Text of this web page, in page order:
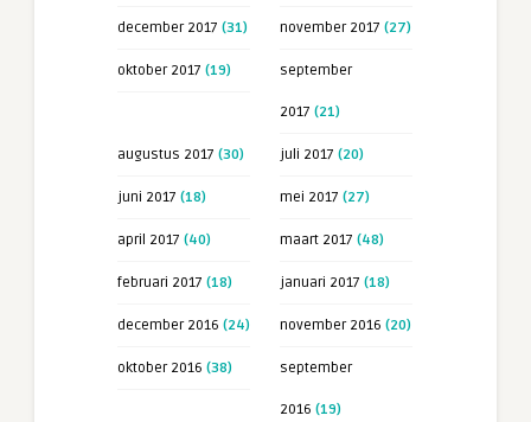
december 2017 (31) november 2017 (27)
oktober 2017 (19) september
2017 (21)
augustus 2017 (30) juli 2017 (20)
juni 2017 (18) mei 2017 (27)
april 2017 (40) maart 2017 (48)
februari 2017 (18) januari 2017 (18)
december 2016 (24) november 2016 (20)
oktober 2016 (38) september
2016 (19)